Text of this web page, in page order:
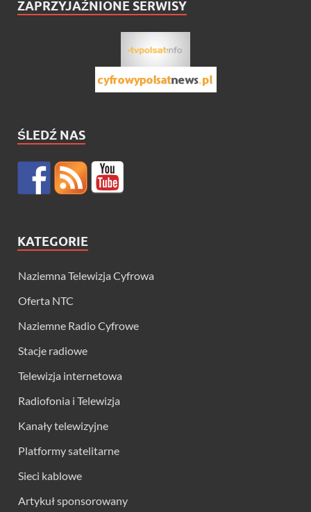
ZAPRZYJAŹNIONE SERWISY
ŚLEDŹ NAS
KATEGORIE
Naziemna Telewizja Cyfrowa
Oferta NTC
Naziemne Radio Cyfrowe
Stacje radiowe
Telewizja internetowa
Radiofonia i Telewizja
Kanały telewizyjne
Platformy satelitarne
Sieci kablowe
Artykuł sponsorowany